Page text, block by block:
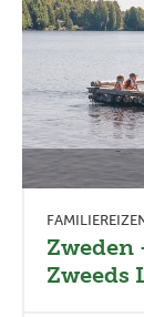
Zweeds